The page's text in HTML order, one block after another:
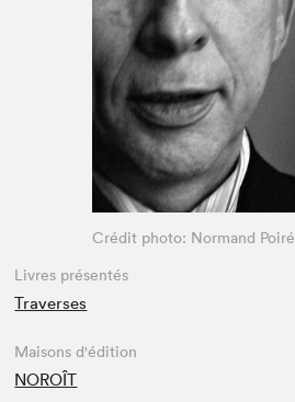
Espace médias
Crédit photo: Normand Poiré
Livres présentés
Traverses
Maisons d'édition
NOROÎT